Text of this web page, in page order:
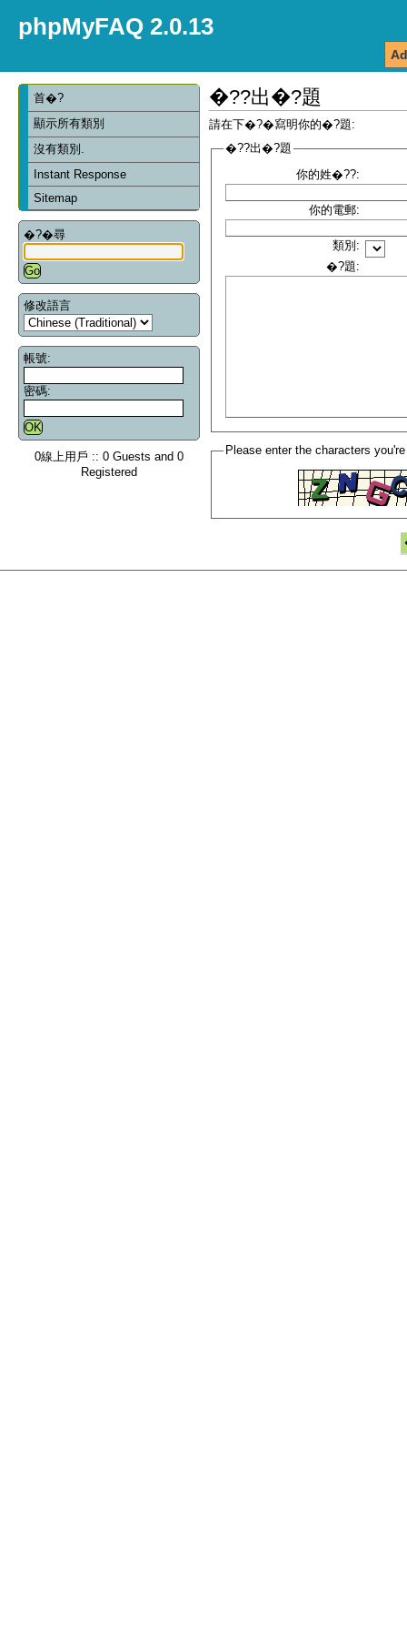
phpMyFAQ 2.0.13
首�?
顯示所有類別
沒有類別.
Instant Response
Sitemap
�?�尋
修改語言
帳號:
密碼:
0線上用戶 :: 0 Guests and 0
Registered
�??出�?題
請在下�?�寫明你的�?題:
�??出�?題
你的姓�??:
你的電郵:
類別:
�?題:
Please enter the characters